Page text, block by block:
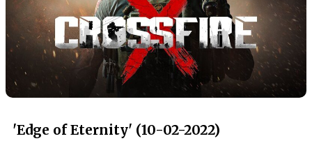
'Edge of Eternity' (10-02-2022)